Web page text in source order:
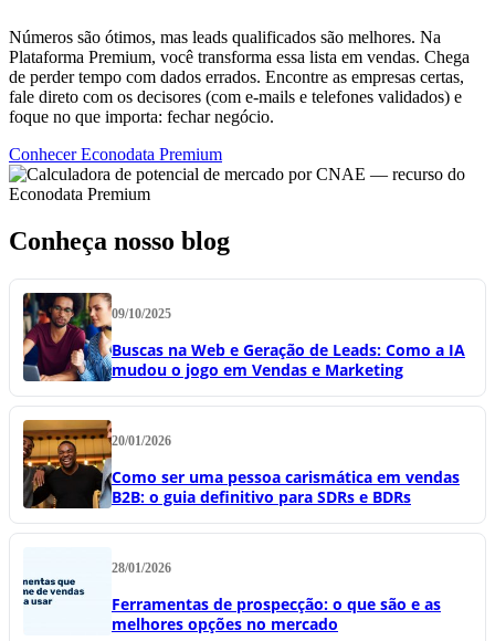
Números são ótimos, mas leads qualificados são melhores. Na
Plataforma Premium, você transforma essa lista em vendas. Chega
de perder tempo com dados errados. Encontre as empresas certas,
fale direto com os decisores (com e-mails e telefones validados) e
foque no que importa: fechar negócio.
Conhecer Econodata Premium
Conheça nosso blog
09/10/2025
Buscas na Web e Geração de Leads: Como a IA
mudou o jogo em Vendas e Marketing
20/01/2026
Como ser uma pessoa carismática em vendas
B2B: o guia definitivo para SDRs e BDRs
28/01/2026
Ferramentas de prospecção: o que são e as
melhores opções no mercado